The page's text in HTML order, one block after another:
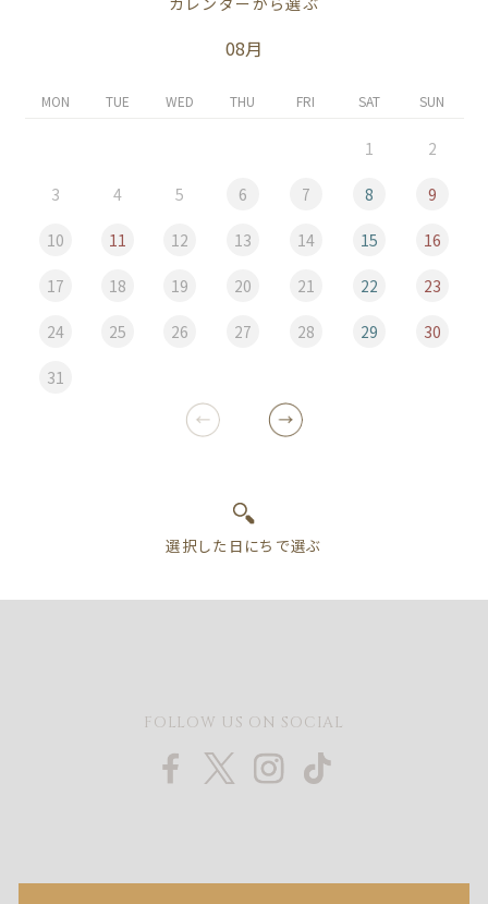
08月
MON TUE WED THU FRI SAT SUN
1 2
3 4 5 6 7 8 9
10 11 12 13 14 15 16
17 18 19 20 21 22 23
24 25 26 27 28 29 30
31
FOLLOW US ON SOCIAL